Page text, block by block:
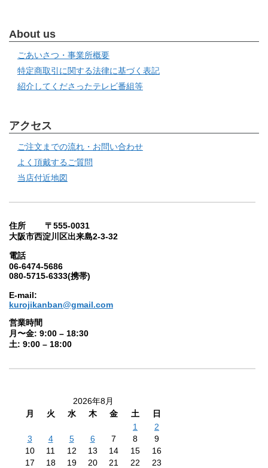
About us
ごあいさつ・事業所概要
特定商取引に関する法律に基づく表記
紹介してくださったテレビ番組等
アクセス
ご注文までの流れ・お問い合わせ
よく頂戴するご質問
当店付近地図
住所 〒555-0031
大阪市西淀川区出来島2-3-32
電話
06-6474-5686
080-5715-6333(携帯)
E-mail:
kurojikanban@gmail.com
営業時間
月〜金: 9:00 – 18:30
土: 9:00 – 18:00
2026年8月
月
火 水 木 金 土
日
1
2
3
4 5 6 7 8
9
10
11 12 13 14 15
16
17
18 19 20 21 22
23